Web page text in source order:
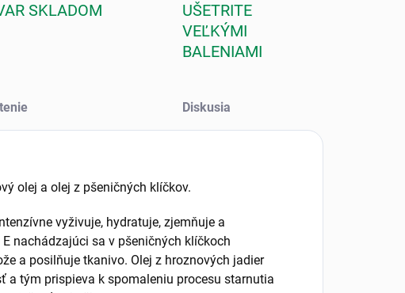
SKLADOM
UŠETRITE
VEĽKÝMI
BALENIAMI
Diskusia
olej a olej z pšeničných klíčkov.
vyživuje, hydratuje, zjemňuje a
nachádzajúci sa v pšeničných klíčkoch
a posilňuje tkanivo. Olej z hroznových jadier
a tým prispieva k spomaleniu procesu starnutia